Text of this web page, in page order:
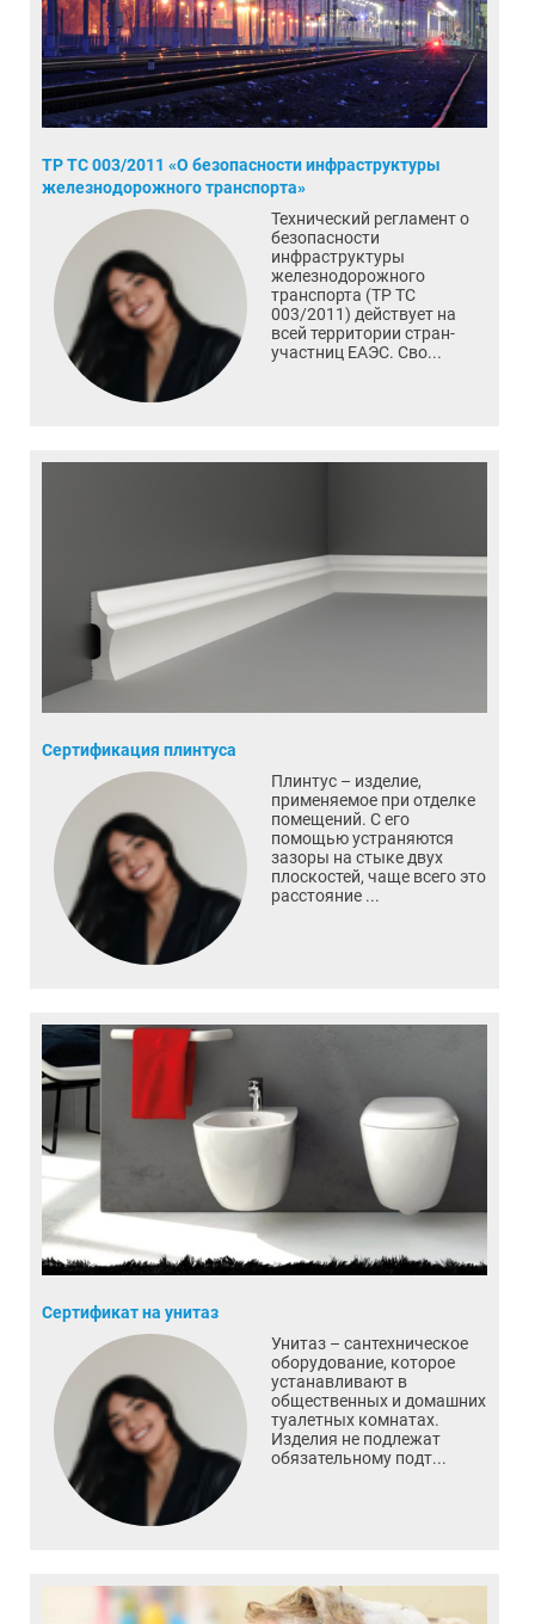
ТР ТС 003/2011 «О безопасности инфраструктуры
железнодорожного транспорта»
Технический регламент о
безопасности
инфраструктуры
железнодорожного
транспорта (ТР ТС
003/2011) действует на
всей территории стран-
участниц ЕАЭС. Сво...
Сертификация плинтуса
Плинтус – изделие,
применяемое при отделке
помещений. С его
помощью устраняются
зазоры на стыке двух
плоскостей, чаще всего это
расстояние ...
Сертификат на унитаз
Унитаз – сантехническое
оборудование, которое
устанавливают в
общественных и домашних
туалетных комнатах.
Изделия не подлежат
обязательному подт...